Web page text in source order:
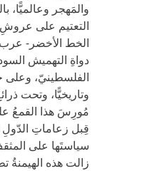
والمَهجر وعالميًّا،
التعتيم على عروشِ
دواةِ التهميش
الفلسطينيّ، وعلى
وتاريخيًّا، وتحت
مُورِسَ هذا القمعُ
قِبل زعاماتِ
سياستَها على
زالت هذه الهيمنةُ